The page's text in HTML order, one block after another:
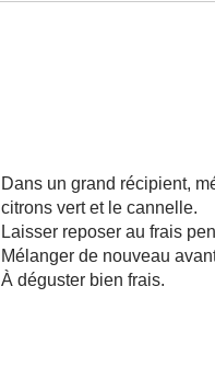
Dans un grand récipient,
citrons vert et le cannelle.
Laisser reposer au frais
Mélanger de nouveau
À déguster bien frais.